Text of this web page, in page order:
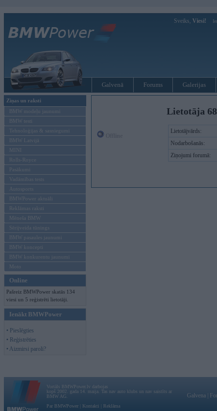
Sveiks, Viesi!
Galvenā Forums Galerijas
Ziņas un raksti
BMW modeļu jaunumi
BMW testi
Tehnoloģijas & sasniegumi
BMW Latvijā
MINI
Rolls-Royce
Pasākumi
Vadāmības tests
Autosports
BMWPower aktuāli
Reklāmas raksti
Mēneša BMW
Sērijveida tūnings
BMW pasaules jaunumi
BMW koncepti
BMW konkurentu jaunumi
Moto
Online
Pašreiz BMWPower skatās 134
viesi un 5 reģistrēti lietotāji.
Ienākt BMWPower
• Pieslēgties
• Reģistrēties
• Aizmirsi paroli?
Lietotāja
Lietotājvārds:
Nodarbošanās:
Ziņojumi forumā:
Vortāls BMWPower.lv darbojas
kopš 2002. gada 14. maija. Tas nav auto klubs un nav saistīts ar
BMW AG.
Par BMWPower
Kontakti Reklāma
Galvena